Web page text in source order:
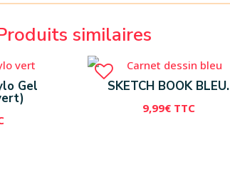
similaires
Gel SKETCH BOOK BLEU.
9,99€ TTC